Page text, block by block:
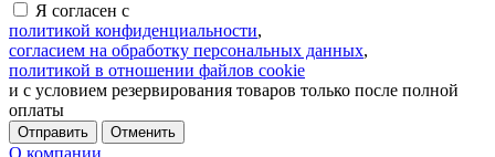
Я согласен с
политикой конфиденциальности,
согласием на обработку персональных данных,
политикой в отношении файлов cookie
и с условием резервирования товаров только после полной
оплаты
Отменить